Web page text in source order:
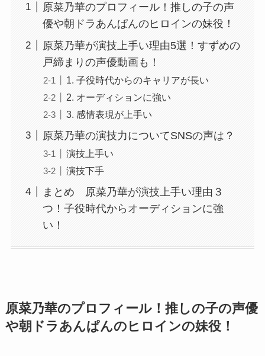
原菜乃華のプロフィール！推しの子の声
優や朝ドラあんぱんのヒロインの妹役！
原菜乃華が演技上手い理由5選！すずめの
戸締まりの声優動画も！
1. 子役時代からのキャリアが長い
2. オーディションに強い
3. 感情表現が上手い
原菜乃華の演技力についてSNSの声は？
演技上手い
演技下手
まとめ 原菜乃華が演技上手い理由３
つ！子役時代からオーディションに強
い！
原菜乃華のプロフィール！推しの子の声優
や朝ドラあんぱんのヒロインの妹役！